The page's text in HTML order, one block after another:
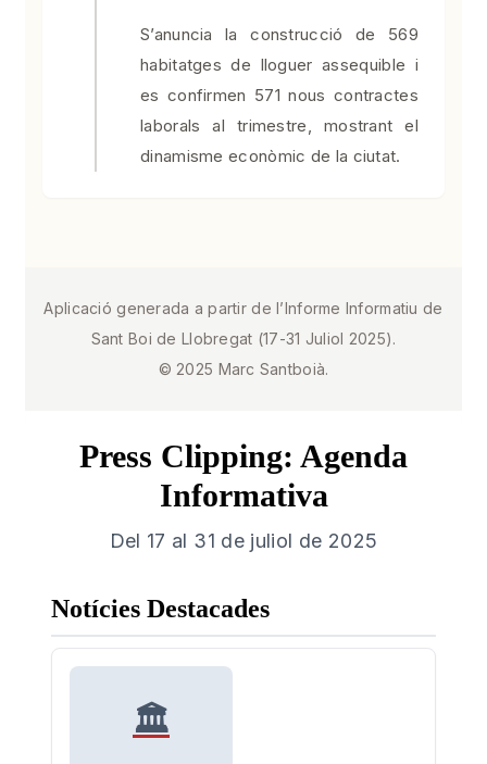
S’anuncia la construcció de 569
habitatges de lloguer assequible i
es confirmen 571 nous contractes
laborals al trimestre, mostrant el
dinamisme econòmic de la ciutat.
Aplicació generada a partir de l’Informe Informatiu de
Sant Boi de Llobregat (17-31 Juliol 2025).
© 2025 Marc Santboià.
Press Clipping: Agenda
Informativa
Del 17 al 31 de juliol de 2025
Notícies Destacades
🏛️